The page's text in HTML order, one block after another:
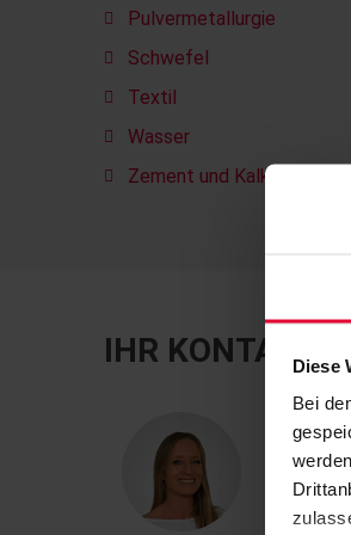
Diese
Bei
Pulvermetallurgie
Schwefel
Textil
Wasser
Zement und Kalk
IHR KONTAKT